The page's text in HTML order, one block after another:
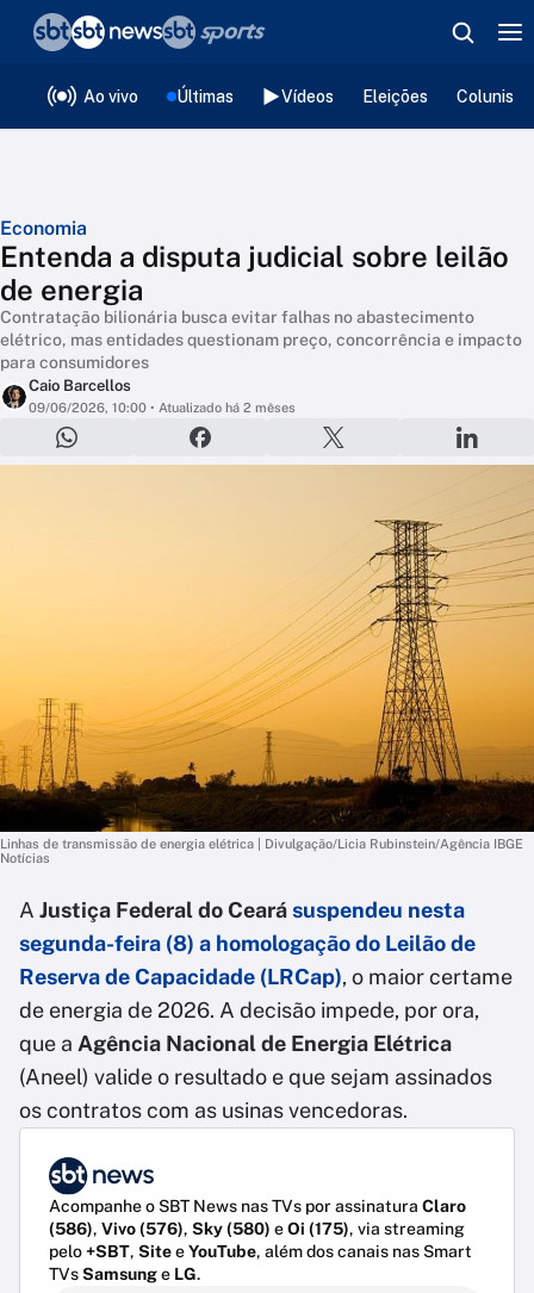
Ao vivo Últimas Vídeos Eleições
Economia
Entenda a disputa judicial sobre leilão
de energia
Contratação bilionária busca evitar falhas no abastecimento
elétrico, mas entidades questionam preço, concorrência e impacto
para consumidores
Caio Barcellos
09/06/2026, 10:00 • Atualizado há 2 mêses
Linhas de transmissão de energia elétrica | Divulgação/Licia Rubinstein/Agência IBGE
Notícias
A Justiça Federal do Cearásuspendeu nesta
segunda-feira (8) a homologação do Leilão de
Reserva de Capacidade (LRCap), o maior certame
de energia de 2026. A decisão impede, por ora,
que a Agência Nacional de Energia Elétrica
(Aneel) valide o resultado e que sejam assinados
os contratos com as usinas vencedoras.
Acompanhe o SBT News nas TVs por assinatura Claro
(586), Vivo (576), Sky (580) eOi (175), via streaming
pelo+SBT, SiteeYouTube, além dos canais nas Smart
TVsSamsunge LG.
❮voltar
Editorias